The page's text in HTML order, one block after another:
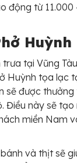
động từ
Huỳnh
tại Vũng
Huỳnh tọa lạc
sẽ được
Điều này sẽ
miền Nam
và thịt sẽ